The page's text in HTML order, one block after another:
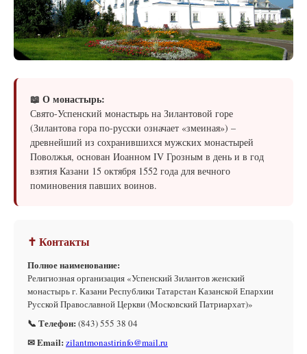
📖 О монастырь:
Свято-Успенский монастырь на Зилантовой горе
(Зилантова гора по-русски означает «змеиная») –
древнейший из сохранившихся мужских монастырей
Поволжья, основан Иоанном IV Грозным в день и в год
взятия Казани 15 октября 1552 года для вечного
поминовения павших воинов.
✝ Контакты
Полное наименование:
Религиозная организация «Успенский Зилантов женский
монастырь г. Казани Республики Татарстан Казанской Епархии
Русской Православной Церкви (Московский Патриархат)»
📞 Телефон: (843) 555 38 04
✉ Email: zilantmonastirinfo@mail.ru